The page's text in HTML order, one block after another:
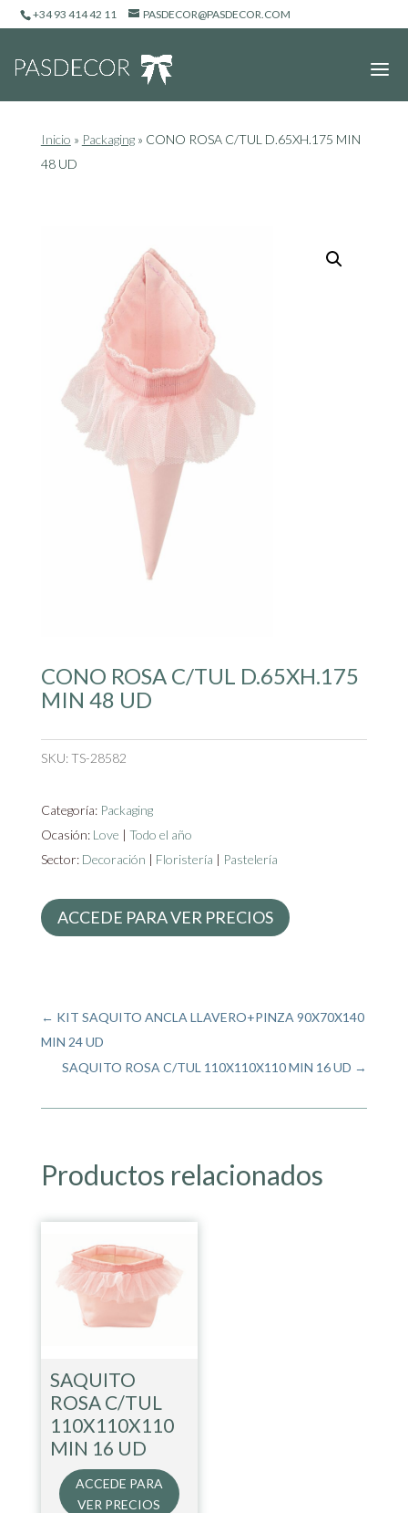
+34 93 414 42 11 PASDECOR@PASDECOR.COM
Inicio » Packaging» CONO ROSA C/TUL D.65XH.175 MIN
48 UD
CONO ROSA C/TUL D.65XH.175
MIN 48 UD
SKU:TS-28582
Categoría: Packaging
Ocasión: Love | Todo el año
Sector: Decoración | Floristería | Pastelería
ACCEDE PARA VER PRECIOS
← KIT SAQUITO ANCLA LLAVERO+PINZA 90X70X140
MIN 24 UD
SAQUITO ROSA C/TUL 110X110X110 MIN 16 UD →
Productos relacionados
SAQUITO
ROSA C/TUL
110X110X110
MIN 16 UD
ACCEDE PARA
VER PRECIOS